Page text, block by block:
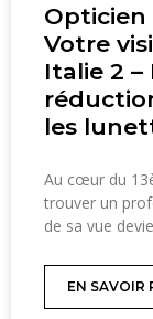
Opticien
Votre
Italie 2
les
Au cœur du
trouver un
de sa vue
EN SAVOIR